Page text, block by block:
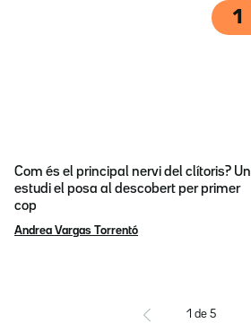
1
Com és el principal nervi del clítoris? Un
estudi el posa al descobert per primer
cop
Andrea Vargas Torrentó
1 de 5